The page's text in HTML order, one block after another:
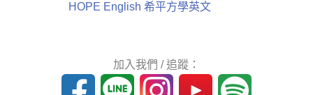
HOPE English 希平方學英文
加入我們 / 追蹤：